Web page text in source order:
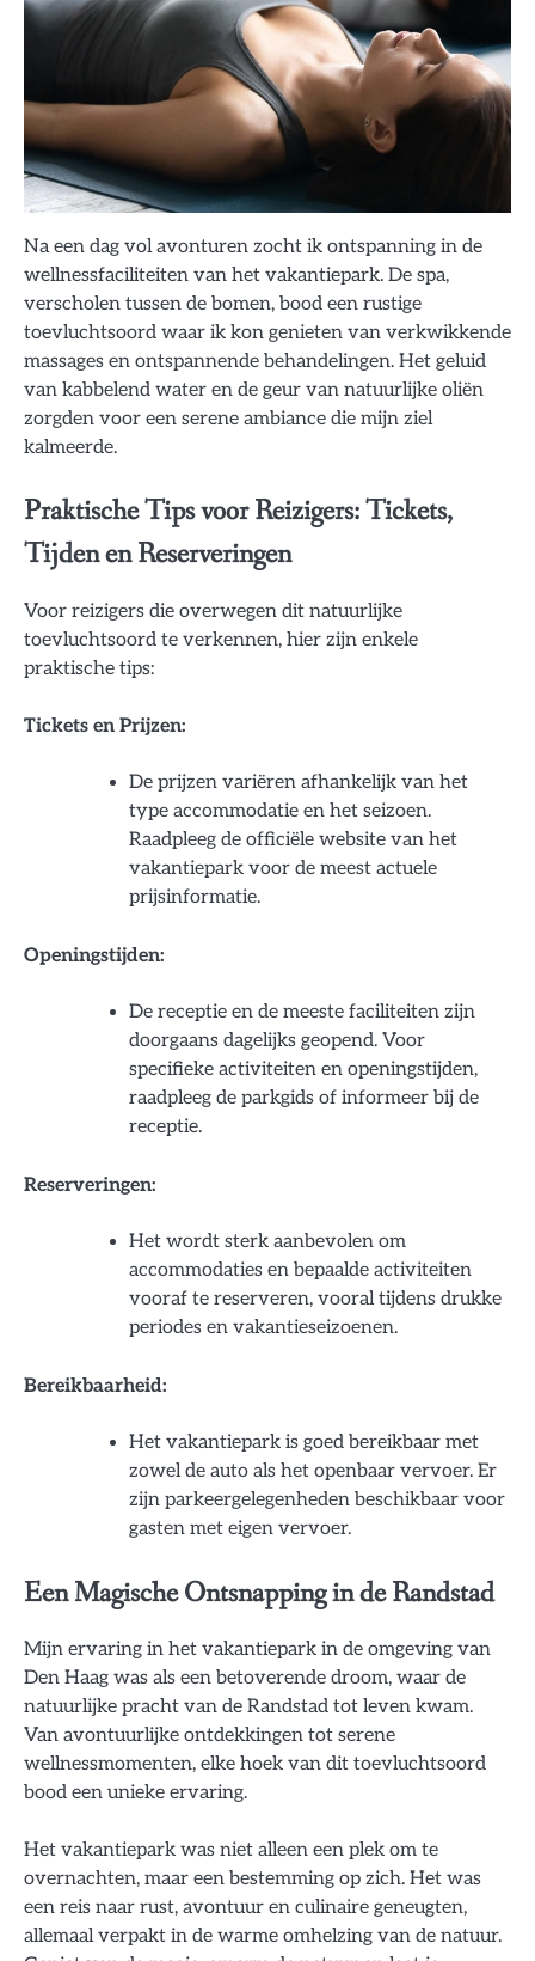
Na een dag vol avonturen zocht ik ontspanning in de
wellnessfaciliteiten van het vakantiepark. De spa,
verscholen tussen de bomen, bood een rustige
toevluchtsoord waar ik kon genieten van verkwikkende
massages en ontspannende behandelingen. Het geluid
van kabbelend water en de geur van natuurlijke oliën
zorgden voor een serene ambiance die mijn ziel
kalmeerde.
Praktische Tips voor Reizigers: Tickets,
Tijden en Reserveringen
Voor reizigers die overwegen dit natuurlijke
toevluchtsoord te verkennen, hier zijn enkele
praktische tips:
Tickets en Prijzen:
De prijzen variëren afhankelijk van het
type accommodatie en het seizoen.
Raadpleeg de officiële website van het
vakantiepark voor de meest actuele
prijsinformatie.
Openingstijden:
De receptie en de meeste faciliteiten zijn
doorgaans dagelijks geopend. Voor
specifieke activiteiten en openingstijden,
raadpleeg de parkgids of informeer bij de
receptie.
Reserveringen:
Het wordt sterk aanbevolen om
accommodaties en bepaalde activiteiten
vooraf te reserveren, vooral tijdens drukke
periodes en vakantieseizoenen.
Bereikbaarheid:
Het vakantiepark is goed bereikbaar met
zowel de auto als het openbaar vervoer. Er
zijn parkeergelegenheden beschikbaar voor
gasten met eigen vervoer.
Een Magische Ontsnapping in de Randstad
Mijn ervaring in het vakantiepark in de omgeving van
Den Haag was als een betoverende droom, waar de
natuurlijke pracht van de Randstad tot leven kwam.
Van avontuurlijke ontdekkingen tot serene
wellnessmomenten, elke hoek van dit toevluchtsoord
bood een unieke ervaring.
Het vakantiepark was niet alleen een plek om te
overnachten, maar een bestemming op zich. Het was
een reis naar rust, avontuur en culinaire geneugten,
allemaal verpakt in de warme omhelzing van de natuur.